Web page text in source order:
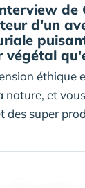
de
d'un
végétal
éthique
nature, et
des super